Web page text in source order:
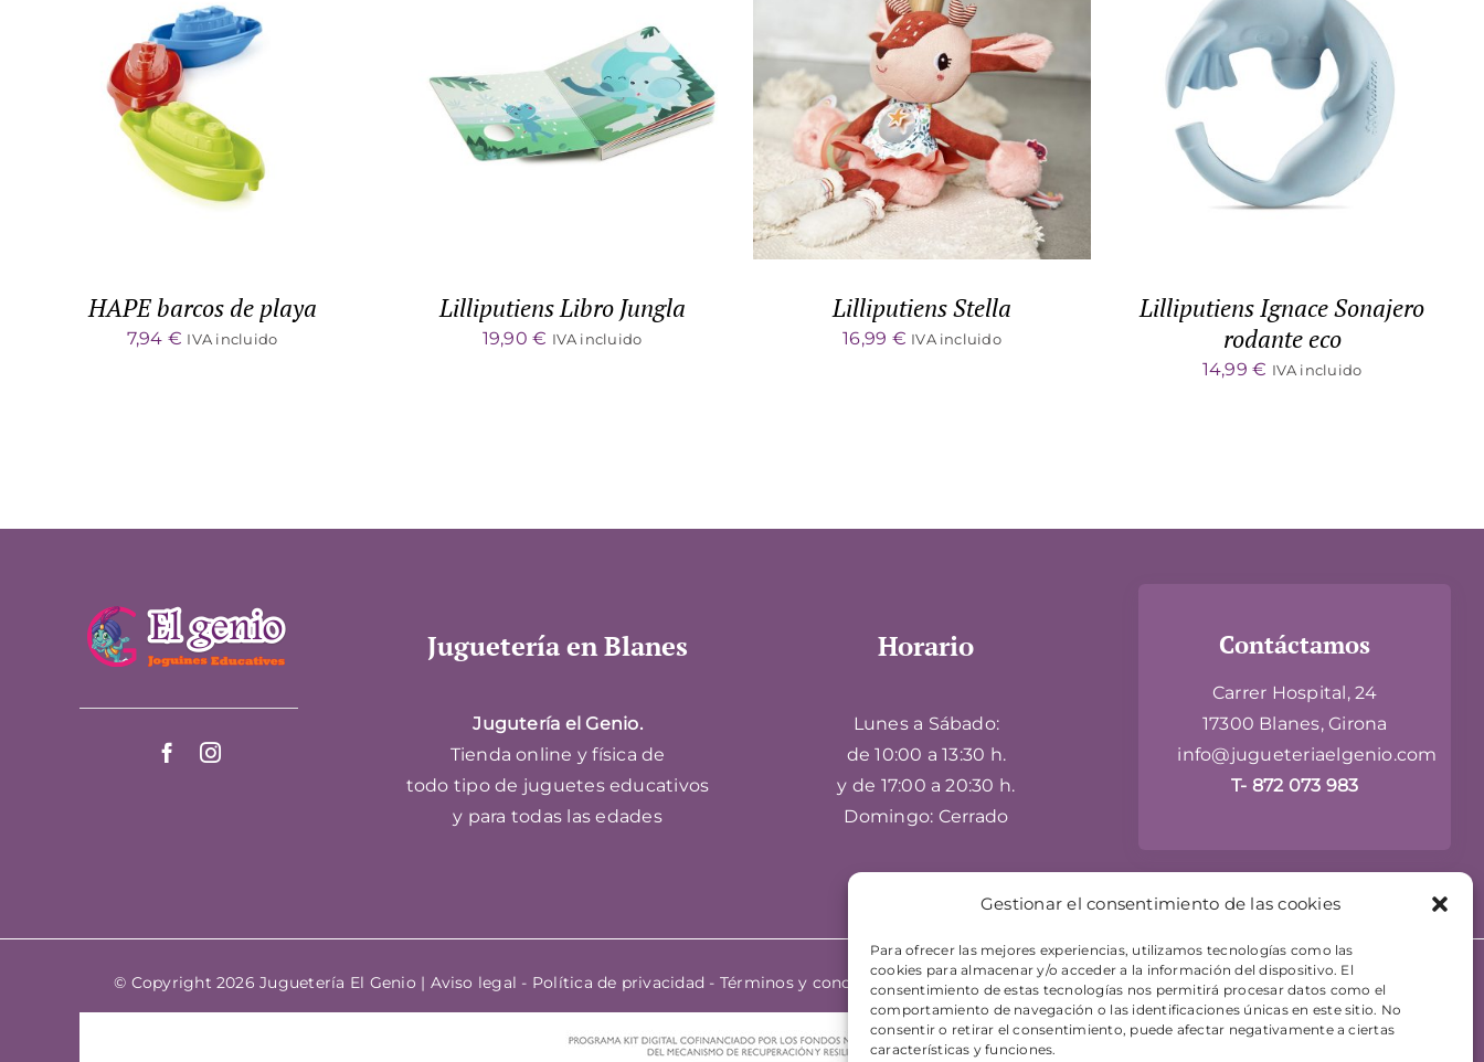
Gestionar el consentimiento de las cookies
Para ofrecer las mejores experiencias, utilizamos tecnologías como las
cookies para almacenar y/o acceder a la información del dispositivo. El
consentimiento de estas tecnologías nos permitirá procesar datos como el
comportamiento de navegación o las identificaciones únicas en este sitio. No
consentir o retirar el consentimiento, puede afectar negativamente a ciertas
características y funciones.
ADD TO CART
HAPE barcos de playa
7,94 € IVA incluido
DETALLES
Lilliputiens Libro Jungla
19,90€ IVA incluido
DETALLES
Lilliputiens Stella
16,99 € IVA incluido
ADD TO CART / DETALLES
Lilliputiens Ignace Sonajero
rodante eco
14,99€ IVA incluido
Juguetería en Blanes
Jugutería el Genio.
Tienda online y física de
todo tipo de juguetes educativos
y para todas las edades
Horario
Lunes a Sábado:
de 10:00 a 13:30 h.
y de 17:00 a 20:30 h.
Domingo: Cerrado
Contáctamos
Carrer Hospital, 24
17300 Blanes, Girona
info@jugueteriaelgenio.com
T- 872 073 983
© Copyright 2026 Juguetería El Genio | Aviso legal - Política de privacidad - Términos y condiciones| Sitio web diseñado por+QueGusto - Tu Estudio Creativo